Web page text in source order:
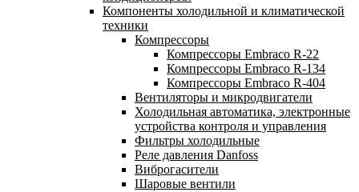
Компоненты холодильной и климатической
техники
Компрессоры
Компрессоры Embraco R-22
Компрессоры Embraco R-134
Компрессоры Embraco R-404
Вентиляторы и микродвигатели
Холодильная автоматика, электронные
устройства контроля и управления
Фильтры холодильные
Реле давления Danfoss
Виброгасители
Шаровые вентили